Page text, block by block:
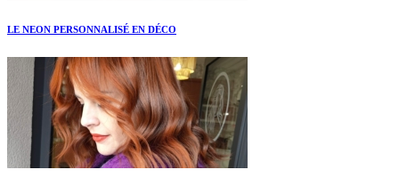
LE NEON PERSONNALISÉ EN DÉCO